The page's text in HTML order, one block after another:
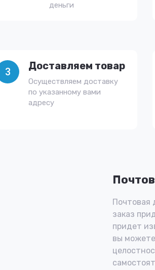
деньги
3 Доставляем товар
Осуществляем доставку
по указанному вами
адресу
Почтовая
заказ
придет
вы